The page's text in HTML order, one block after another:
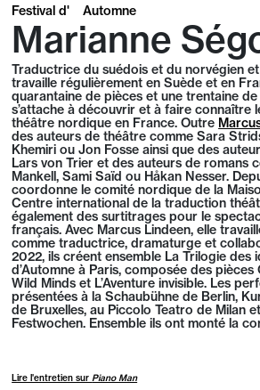
Festival d' Automne
Marianne
Traductrice du suédois et du norvégien
travaille régulièrement en Suède et en
quarantaine de pièces et une trentaine
s’attache à découvrir et à faire connaître
théâtre nordique en France. Outre
des auteurs de théâtre comme Sara
Khemiri ou Jon Fosse ainsi que des
Lars von Trier et des auteurs de romans
Mankell, Sami Saïd ou Håkan Nesser.
coordonne le comité nordique de la
Centre international de la traduction
également des surtitrages pour le
français. Avec Marcus Lindeen, elle
comme traductrice, dramaturge et
2022, ils créent ensemble La Trilogie des
d’Automne à Paris, composée des
Wild Minds et L’Aventure invisible. Les
présentées à la Schaubühne de Berlin,
de Bruxelles, au Piccolo Teatro de Milan
Festwochen. Ensemble ils ont monté la
Lire l'entretien sur Piano Man